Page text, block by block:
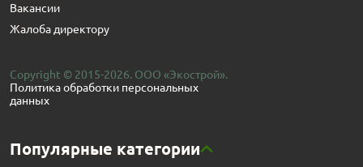
Вакансии
Жалоба директору
Copyright © 2015-2026. ООО «Экострой».
Политика обработки персональных
данных
Популярные категории